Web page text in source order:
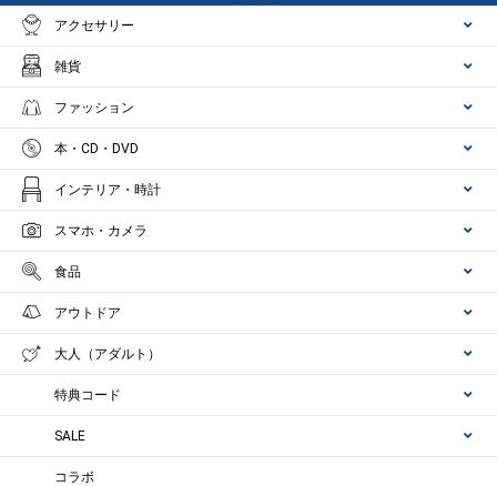
アクセサリー
雑貨
ファッション
本・CD・DVD
インテリア・時計
スマホ・カメラ
食品
アウトドア
大人（アダルト）
特典コード
SALE
コラボ